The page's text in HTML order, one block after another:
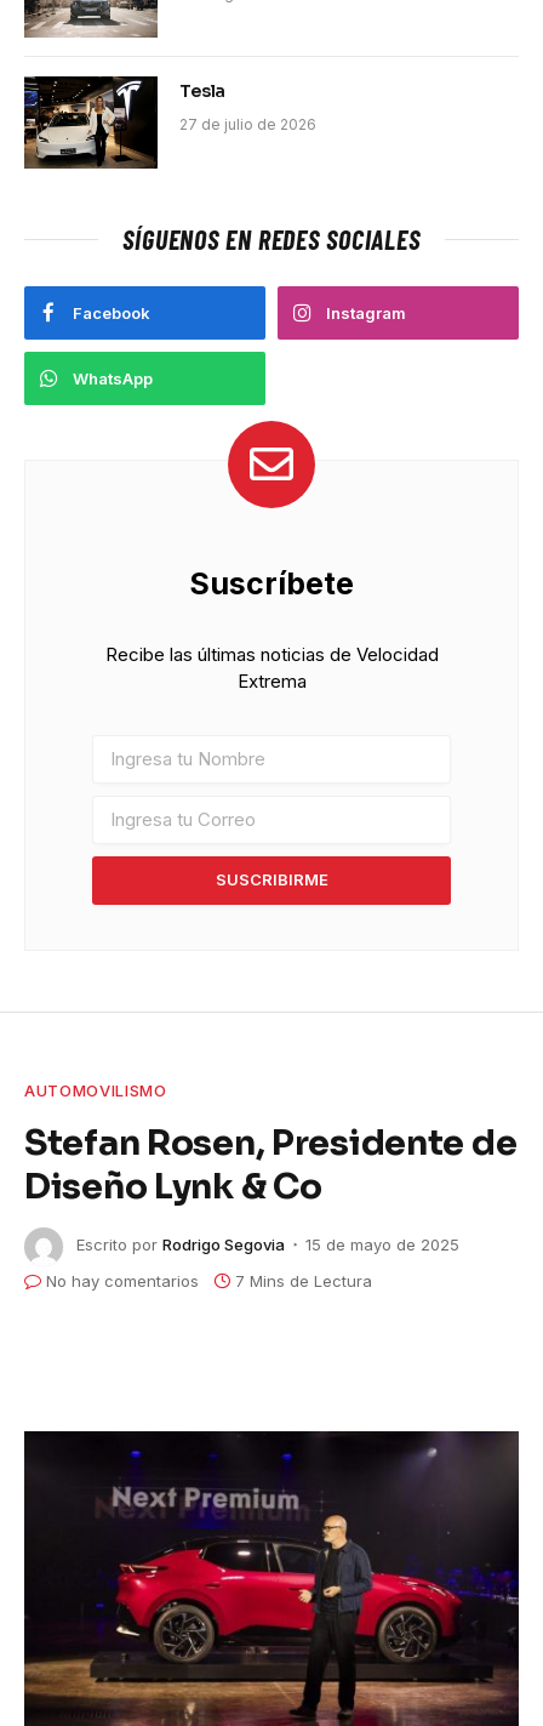
Tesla
27 de julio de 2026
SÍGUENOS EN REDES SOCIALES
Facebook Instagram
WhatsApp
Suscríbete
Recibe las últimas noticias de Velocidad
Extrema
SUSCRIBIRME
AUTOMOVILISMO
Stefan Rosen, Presidente de
Diseño Lynk & Co
Escrito por Rodrigo Segovia
15 de mayo de 2025
No hay comentarios
7 Mins de Lectura